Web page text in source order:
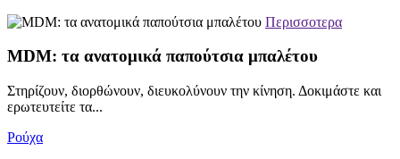
Περισσοτερα
MDM: τα ανατομικά παπούτσια μπαλέτου
Στηρίζουν, διορθώνουν, διευκολύνουν την κίνηση. Δοκιμάστε και
ερωτευτείτε τα...
Ρούχα